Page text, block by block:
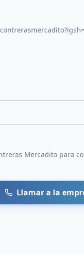
Mercadito para
Llamar a la